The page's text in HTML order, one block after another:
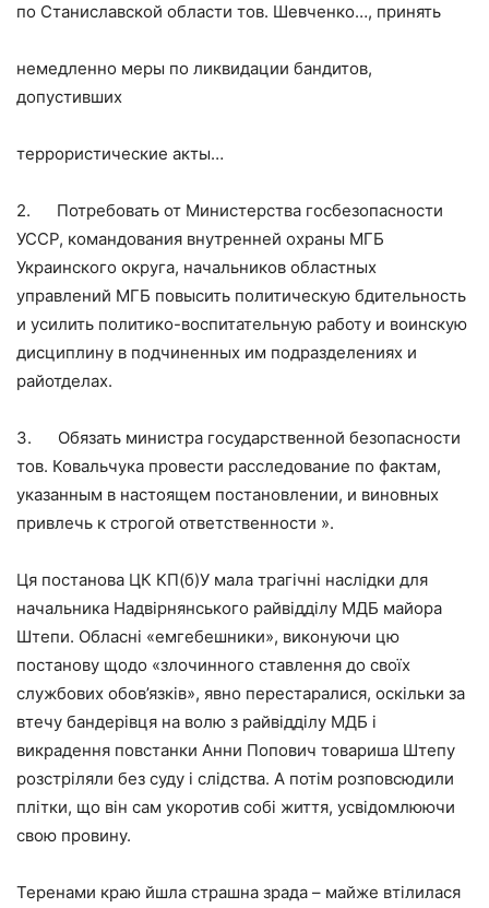
по Станиславской области тов. Шевченко…, принять
немедленно меры по ликвидации бандитов,
допустивших
террористические акты…
2. Потребовать от Министерства госбезопасности
УССР, командования внутренней охраны МГБ
Украинского округа, начальников областных
управлений МГБ повысить политическую бдительность
и усилить политико-воспитательную работу и воинскую
дисциплину в подчиненных им подразделениях и
райотделах.
3. Обязать министра государственной безопасности
тов. Ковальчука провести расследование по фактам,
указанным в настоящем постановлении, и виновных
привлечь к строгой ответственности ».
Ця постанова ЦК КП(б)У мала трагічні наслідки для
начальника Надвірнянського райвідділу МДБ майора
Штепи. Обласні «емгебешники», виконуючи цю
постанову щодо «злочинного ставлення до своїх
службових обов’язків», явно перестаралися, оскільки за
втечу бандерівця на волю з райвідділу МДБ і
викрадення повстанки Анни Попович товариша Штепу
розстріляли без суду і слідства. А потім розповсюдили
плітки, що він сам укоротив собі життя, усвідомлюючи
свою провину.
Теренами краю йшла страшна зрада – майже втілилася